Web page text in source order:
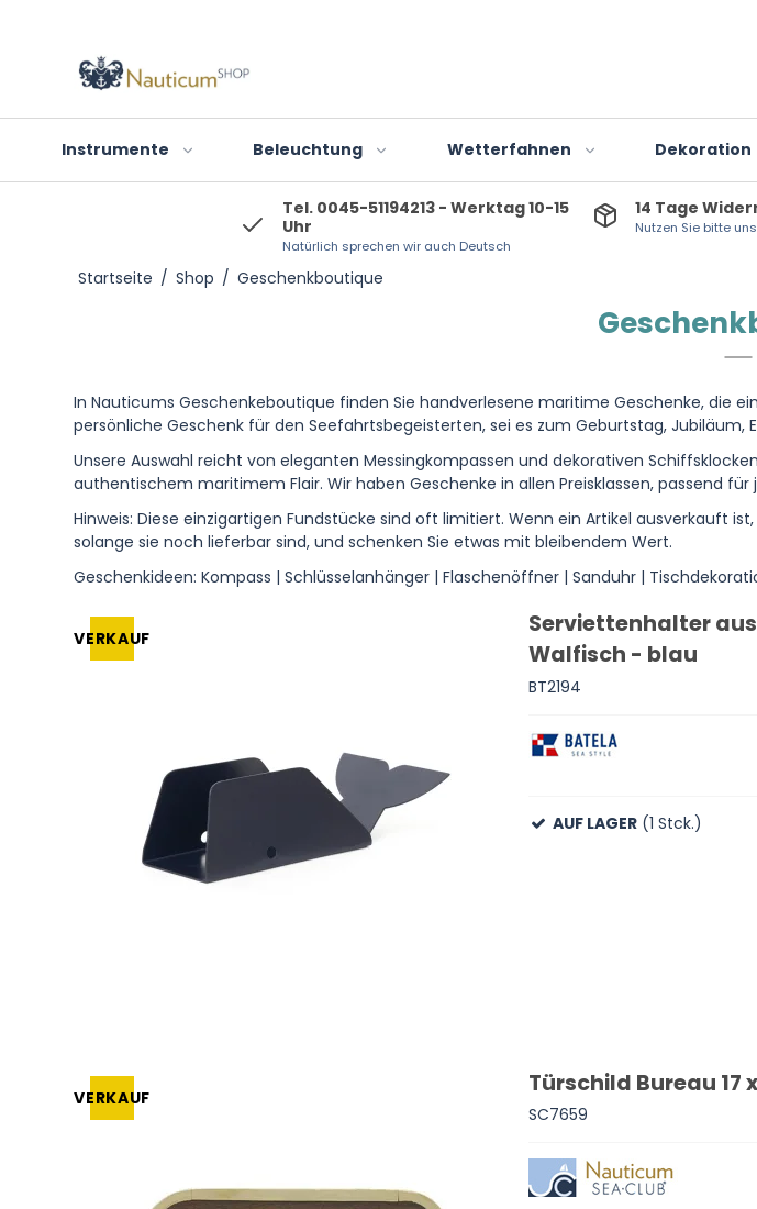
Instrumente
Design Instrumente
Barometer
Hygrometer
Klimageräte
Sturmglas und Galilei
Bullauge-Instrumente
Regenmesser
Wein / Weinkeller
Zubehör
Beleuchtung
Moretti Luce
Innenbeleuchtung
LED Lichtquelle
Wetterfahnen Dekoration
Tel. 0045-51194213 - Werktag 10-15
Uhr
Natürlich sprechen wir auch Deutsch
14 Tage
Nutzen Sie bitte
Startseite / Shop / Geschenkboutique
In Nauticums Geschenkeboutique finden Sie handverlesene maritime Geschenke, die
persönliche Geschenk für den Seefahrtsbegeisterten, sei es zum Geburtstag, Jubiläum,
Unsere Auswahl reicht von eleganten Messingkompassen und dekorativen
authentischem maritimem Flair. Wir haben Geschenke in allen Preisklassen, passend für
Hinweis: Diese einzigartigen Fundstücke sind oft limitiert. Wenn ein Artikel ausverkauft
solange sie noch lieferbar sind, und schenken Sie etwas mit bleibendem Wert.
Geschenkideen: Kompass | Schlüsselanhänger | Flaschenöffner | Sanduhr |
VERKAUF
Serviettenhalter
Walfisch - blau
BT2194
AUF LAGER(1 Stck.)
VERKAUF Türschild Bureau 17
SC7659